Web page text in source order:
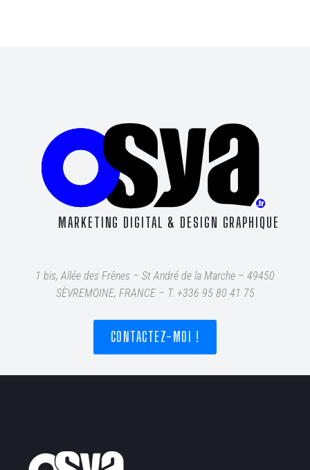
MARKETING DIGITAL & DESIGN GRAPHIQUE
1 bis, Allée des Frênes – St André de la Marche – 49450
SÈVREMOINE, FRANCE – T. +336 95 80 41 75
CONTACTEZ-MOI !